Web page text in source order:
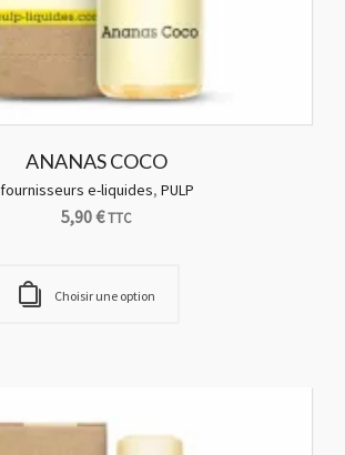
ANANAS COCO
fournisseurs e-liquides, PULP
5,90€TTC
Choisir une option